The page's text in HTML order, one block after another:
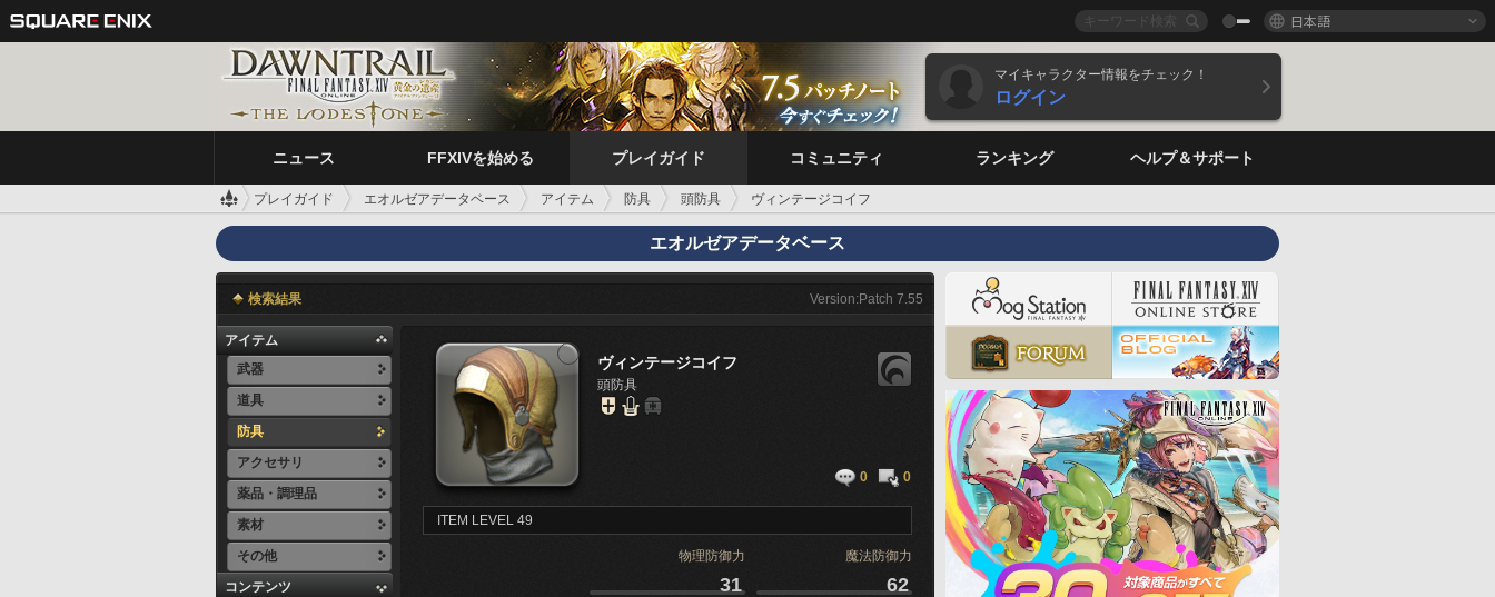
日本語
マイキャラクター情報をチェック！
ログイン
ニュース FFXIVを始める プレイガイド コミュニティ ランキング ヘルプ＆サポート
プレイガイド エオルゼアデータベース アイテム 防具 頭防具 ヴィンテージコイフ
エオルゼアデータベース
検索結果 Version:Patch 7.55
アイテム
武器
道具
防具
アクセサリ
薬品・調理品
素材
その他
コンテンツ
ヴィンテージコイフ
頭防具
0 0
ITEM LEVEL 49
物理防御力 魔法防御力
31 62